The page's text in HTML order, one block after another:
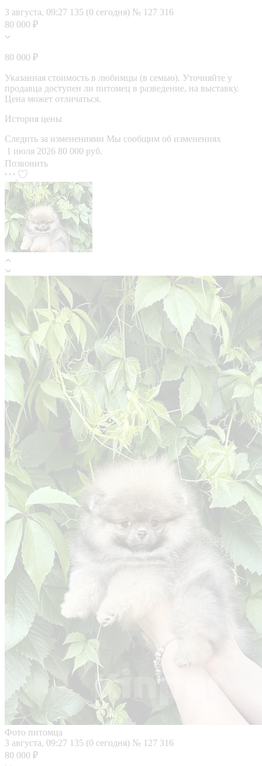
3 августа, 09:27 135 (0 сегодня) № 127 316
80 000 ₽
80 000 ₽
Указанная стоимость в любимцы (в семью). Уточняйте у
продавца доступен ли питомец в разведение, на выставку.
Цена может отличаться.
История цены
Следить за изменениями Мы сообщим об изменениях
1 июля 2026 80 000 руб.
Позвонить
Фото питомца
3 августа, 09:27 135 (0 сегодня) № 127 316
80 000 ₽